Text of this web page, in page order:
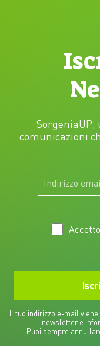
SorgeniaUP,
comunicazioni
Il tuo indirizzo e-mail
newsletter e
Puoi sempre